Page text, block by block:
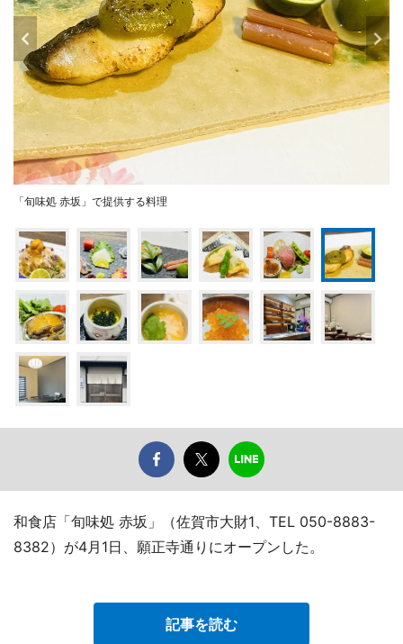
「旬味処 赤坂」で提供する料理
和食店「旬味処 赤坂」（佐賀市大財1、TEL 050-8883-
8382）が4月1日、願正寺通りにオープンした。
記事を読む